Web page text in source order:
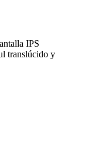
IPS
translúcido y